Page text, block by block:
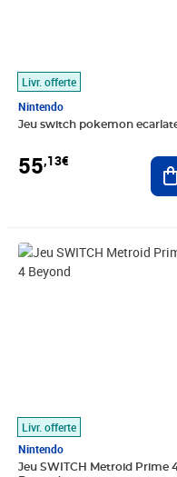
Livr. offerte
Nintendo
Jeu switch pokemon
55,13€
Livr. offerte
Nintendo
Jeu SWITCH Metroid Prime
Prix 55,13€